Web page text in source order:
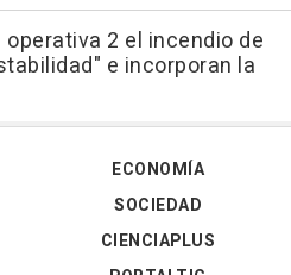
2 el incendio de
e incorporan la
ECONOMÍA
SOCIEDAD
CIENCIAPLUS